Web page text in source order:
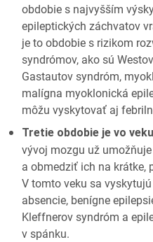
obdobie s najvyšším
epileptických záchvatov
je to obdobie s rizikom
syndrómov, ako sú
Gastautov syndróm,
malígna myoklonická
môžu vyskytovať aj
Tretie obdobie je vo
vývoj mozgu už
a obmedziť ich na krátke,
V tomto veku sa
absencie, benígne
Kleffnerov syndróm a
v spánku.